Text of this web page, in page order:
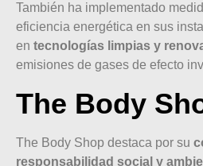
También ha implementado
eficiencia energética en sus
en tecnologías limpias y
emisiones de gases de efecto
The Body
The Body Shop destaca por su
responsabilidad social y